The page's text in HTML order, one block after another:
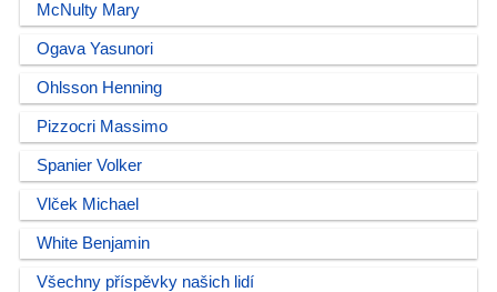
McNulty Mary
Ogava Yasunori
Ohlsson Henning
Pizzocri Massimo
Spanier Volker
Vlček Michael
White Benjamin
Všechny příspěvky našich lidí